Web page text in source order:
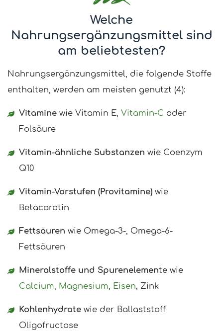
Welche
Nahrungsergänzungsmittel sind
am beliebtesten?
Nahrungsergänzungsmittel, die folgende Stoffe
enthalten, werden am meisten genutzt (4):
Vitaminewie Vitamin E, Vitamin-C oder
Folsäure
Vitamin-ähnliche Substanzen wie Coenzym
Q10
Vitamin-Vorstufen (Provitamine)wie
Betacarotin
Fettsäuren wie Omega-3-, Omega-6-
Fettsäuren
Mineralstoffe und Spurenelemente wie
Calcium, Magnesium, Eisen, Zink
Kohlenhydratewie der Ballaststoff
Oligofructose